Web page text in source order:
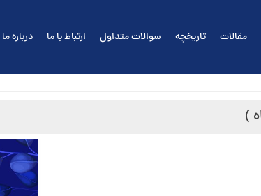
مقالات تاریخچه سوالات متداول ارتباط با ما درباره ما